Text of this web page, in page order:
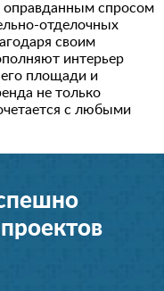
оправданным спросом
отделочных
своим
интерьер
площади и
не только
с любыми